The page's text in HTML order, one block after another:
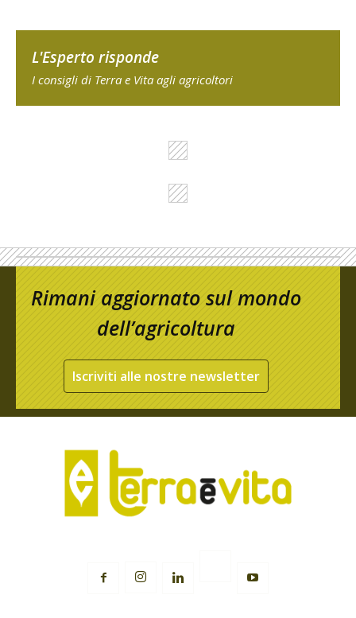
L'Esperto risponde
I consigli di Terra e Vita agli agricoltori
Rimani aggiornato sul mondo
dell’agricoltura
Iscriviti alle nostre newsletter